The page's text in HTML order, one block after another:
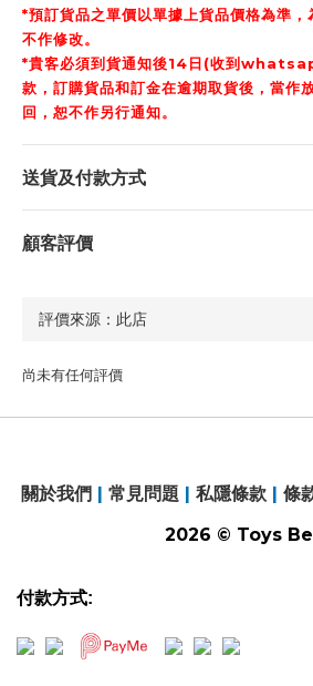
*預訂貨品之單價以單據上貨品價格為準，
不作修改。
*貴客必須到貨通知後14日(收到
款，訂購貨品和訂金在逾期取貨後，當作
回，恕不作另行通知。
送貨及付款方式
顧客評價
尚未有任何評價
關於我們 | 常見問題 | 私隱條款| 條
2026 © Toys
付款方式: